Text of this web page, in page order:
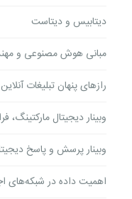
دیتابیس و دیتاست
مبانی هوش مصنوعی و
رازهای پنهان تبلیغات آنلاین
وبینار دیجیتال
وبینار پرسش و پاسخ
اهمیت داده در شبکه‌های